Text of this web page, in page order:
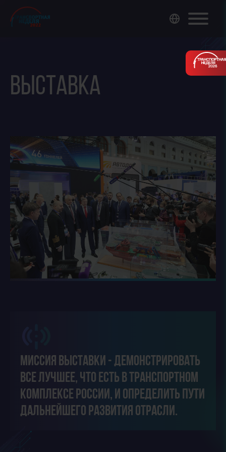
ВЫСТАВКА
Миссия выставки - демонстрировать
все лучшее, что есть в транспортном
комплексе России, и определить пути
дальнейшего развития отрасли.